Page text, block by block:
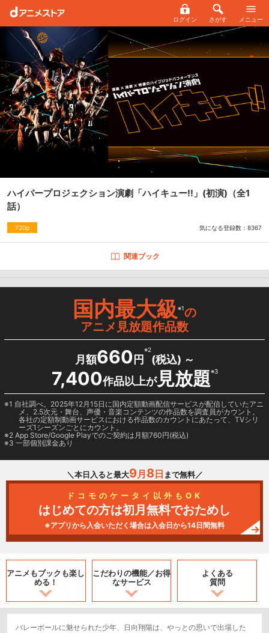
ログイン さがす メニュー
ハイパープロジェクション演劇「ハイキュー!!」(初演) （全1
話）
720p 気になる登録数： 8367
関連ブック
国内最大級※1の
アニメ見放題作品数
月額660 円
※2
(税込) ～
7,400作品以上が見放題※3
1 自社調べ。2025年12月15日に国内定額動画配信サービスが配信していたアニ
メ、2.5次元・舞台、声優・音楽コンテンツの作品数を調査員がカウント。
各社の定額制動画サービスにおける作品数のカウントにあたって、TVシリ
ーズ1シーズンごとにカウント。
2 App Store/Google Playでのご契約は月額760円(税込)
3 一部個別課金あり
＼本日入ると最大9月 8日 まで無料／
ドコモのケータイ以外もOK
はじめての方は初月無料でおためし
※アプリから入会いただく場合は入会日から14日間無料
アニメもブックも楽し
める！
こだわりの機能／お得
なサービス
よくある
質問
バレーボールに魅せられた少年、日向翔陽は、やっとの思いで出場した